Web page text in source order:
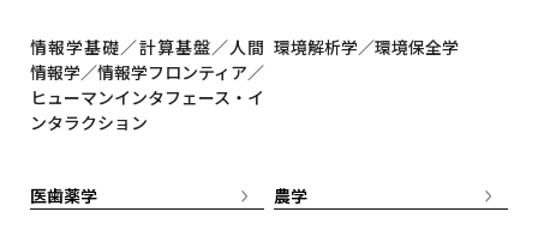
情報学基礎／計算基盤／人間
情報学／情報学フロンティア／
ヒューマンインタフェース・イ
ンタラクション
環境解析学／環境保全学
医歯薬学 農学